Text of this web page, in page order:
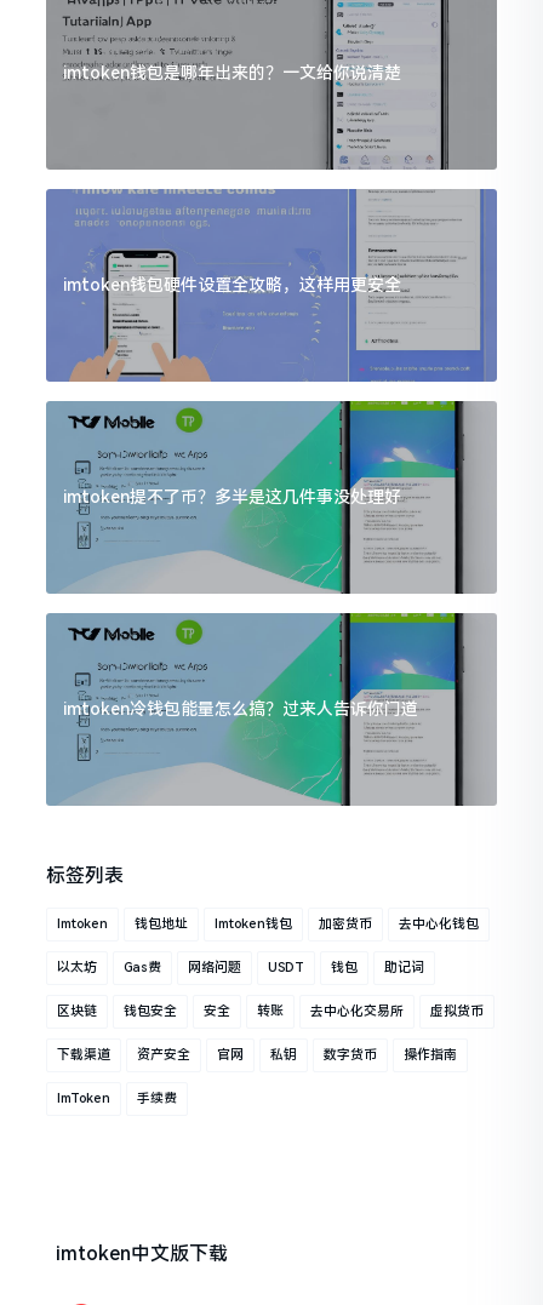
imtoken钱包是哪年出来的？一文给你说清楚
imtoken钱包硬件设置全攻略，这样用更安全
imtoken提不了币？多半是这几件事没处理好
imtoken冷钱包能量怎么搞？过来人告诉你门道
标签列表
Imtoken 钱包地址 Imtoken钱包 加密货币 去中心化钱包
以太坊 Gas费 网络问题 USDT 钱包 助记词
区块链 钱包安全 安全 转账 去中心化交易所 虚拟货币
下载渠道 资产安全 官网 私钥 数字货币 操作指南
ImToken 手续费
imtoken中文版下载